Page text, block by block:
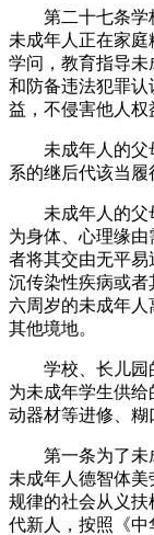
第二十七条学校
未成年人正在家
学问，教育指导
和防备违法犯罪
益，不侵害他人权
未成年人的父母
系的继后代该当履
未成年人的父母
为身体、心理缘
者将其交由无平
沉传染性疾病或
六周岁的未成年
其他境地。
学校、长儿园的
为未成年学生供
动器材等进修、糊
第一条为了未成
未成年人德智体
规律的社会从义
代新人，按照《